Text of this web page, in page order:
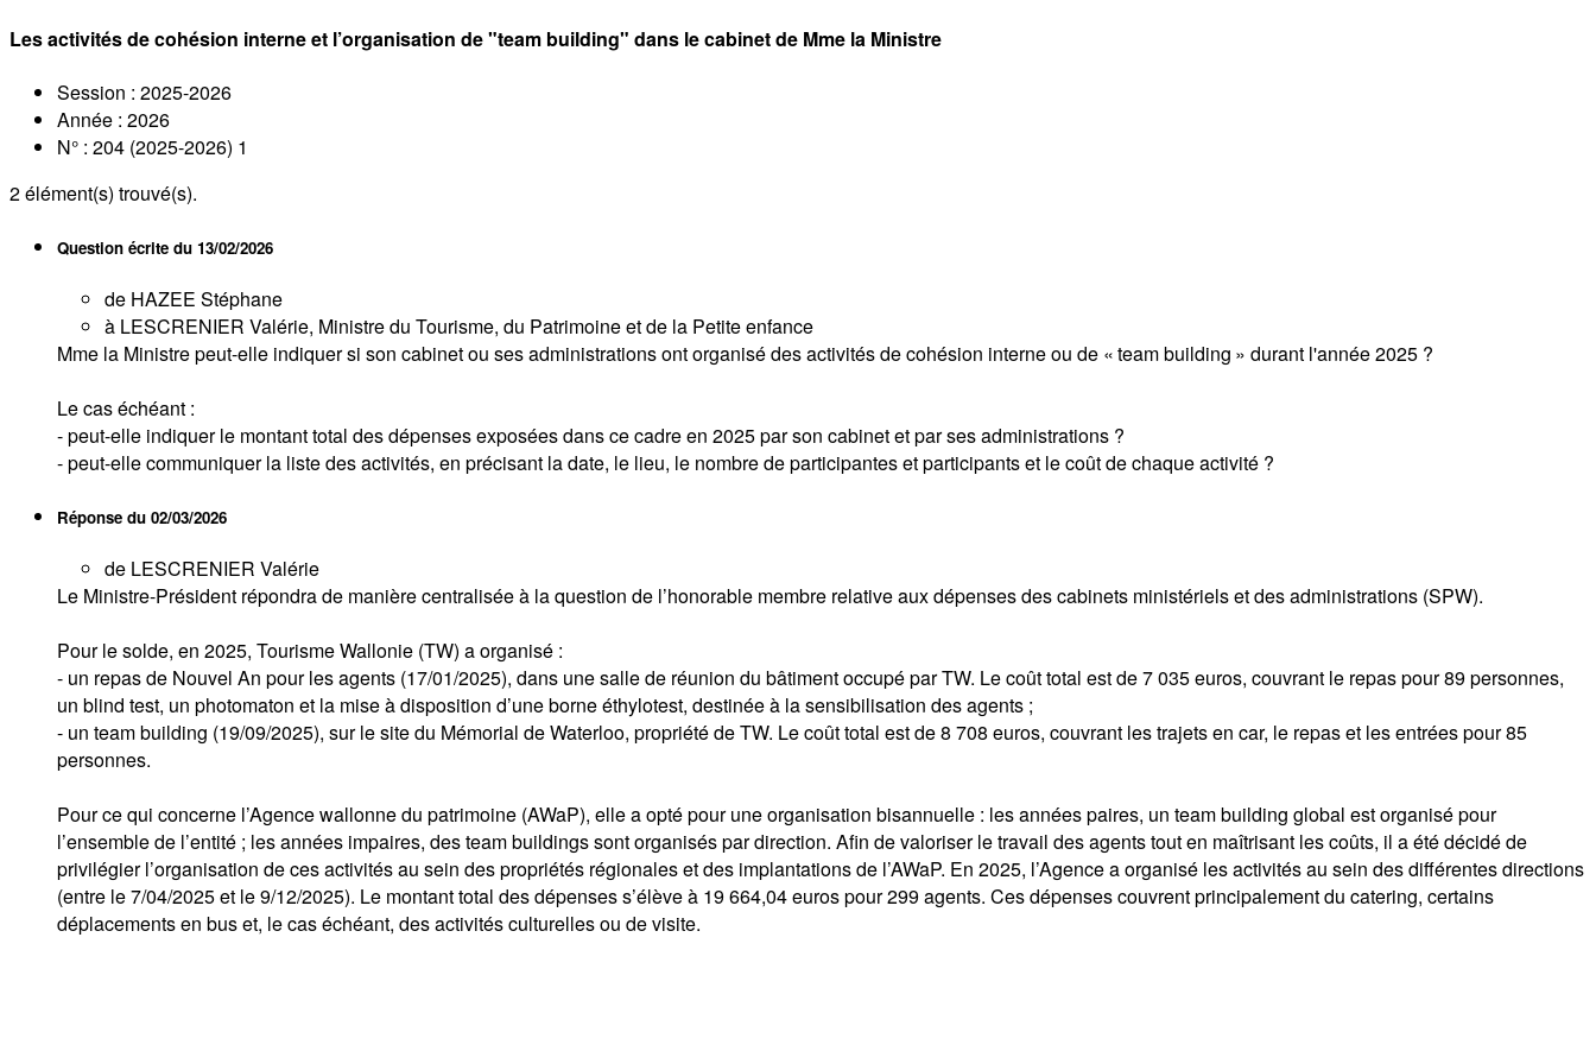
Les activités de cohésion interne et l’organisation de "team building" dans le cabinet de Mme la Ministre
Session : 2025-2026
Année : 2026
N° : 204 (2025-2026) 1
2élément(s) trouvé(s).
Question écrite du 13/02/2026
de HAZEE Stéphane
à LESCRENIER Valérie, Ministre du Tourisme, du Patrimoine et de la Petite enfance
Mme la Ministre peut-elle indiquer si son cabinet ou ses administrations ont organisé des activités de cohésion interne ou de « team building » durant l'année 2025 ?
Le cas échéant :
- peut-elle indiquer le montant total des dépenses exposées dans ce cadre en 2025 par son cabinet et par ses administrations ?
- peut-elle communiquer la liste des activités, en précisant la date, le lieu, le nombre de participantes et participants et le coût de chaque activité ?
Réponse du 02/03/2026
de LESCRENIER Valérie
Le Ministre-Président répondra de manière centralisée à la question de l’honorable membre relative aux dépenses des cabinets ministériels et des administrations (SPW).
Pour le solde, en 2025, Tourisme Wallonie (TW) a organisé :
- un repas de Nouvel An pour les agents (17/01/2025), dans une salle de réunion du bâtiment occupé par TW. Le coût total est de 7 035 euros, couvrant le repas pour 89 personnes,
un blind test, un photomaton et la mise à disposition d’une borne éthylotest, destinée à la sensibilisation des agents ;
- un team building (19/09/2025), sur le site du Mémorial de Waterloo, propriété de TW. Le coût total est de 8 708 euros, couvrant les trajets en car, le repas et les entrées pour 85
personnes.
Pour ce qui concerne l’Agence wallonne du patrimoine (AWaP), elle a opté pour une organisation bisannuelle : les années paires, un team building global est organisé pour
l’ensemble de l’entité ; les années impaires, des team buildings sont organisés par direction. Afin de valoriser le travail des agents tout en maîtrisant les coûts, il a été décidé de
privilégier l’organisation de ces activités au sein des propriétés régionales et des implantations de l’AWaP. En 2025, l’Agence a organisé les activités au sein des différentes directions
(entre le 7/04/2025 et le 9/12/2025). Le montant total des dépenses s’élève à 19 664,04 euros pour 299 agents. Ces dépenses couvrent principalement du catering, certains
déplacements en bus et, le cas échéant, des activités culturelles ou de visite.